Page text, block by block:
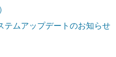
テムアップデートのお知らせ